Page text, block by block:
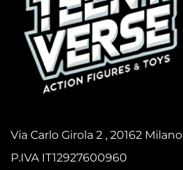
Via Carlo Girola 2 , 20162 Milano
P.IVA IT12927600960